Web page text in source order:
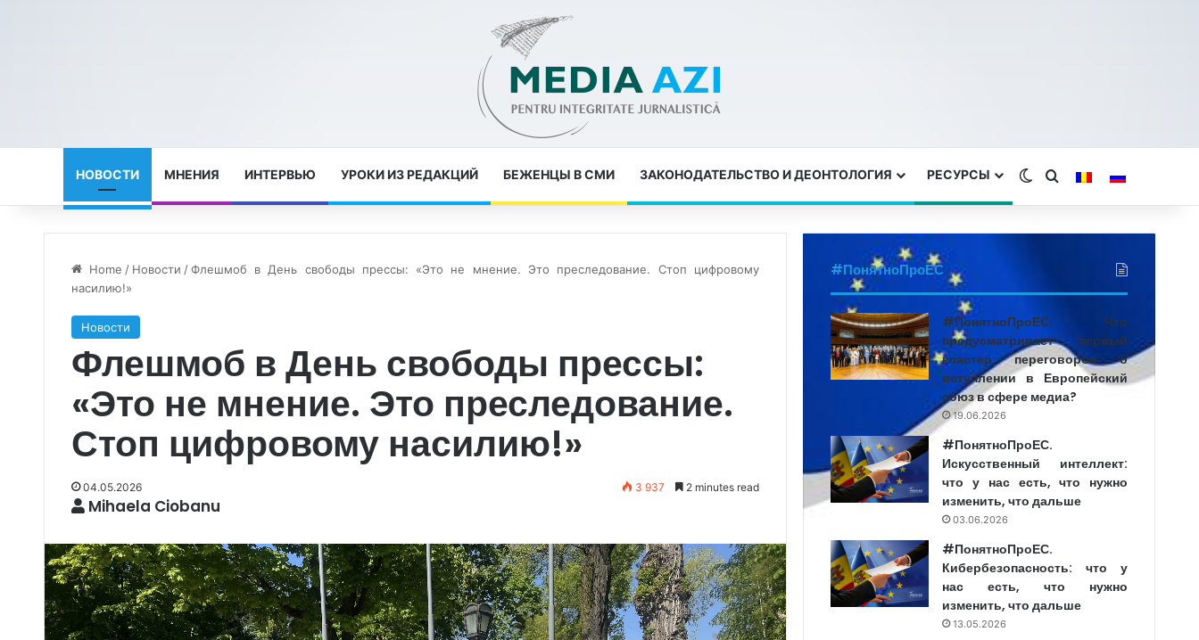
НОВОСТИ МНЕНИЯ ИНТЕРВЬЮ УРОКИ ИЗ РЕДАКЦИЙ БЕЖЕНЦЫ В СМИ ЗАКОНОДАТЕЛЬСТВО И ДЕОНТОЛОГИЯ РЕСУРСЫ Switch skin
Search for
Home / Новости /Флешмоб в День свободы прессы: «Это не мнение. Это преследование. Стоп цифровому
насилию!»
Новости
Флешмоб в День свободы прессы:
«Это не мнение. Это преследование.
Стоп цифровому насилию!»
04.05.2026 3 937 2 minutes read
Mihaela Ciobanu
#ПонятноПроЕС
#ПонятноПроЕС. Что
предусматривает первый
кластер переговоров о
вступлении в Европейский
союз в сфере медиа?
19.06.2026
#ПонятноПроЕС.
Искусственный интеллект:
что у нас есть, что нужно
изменить, что дальше
03.06.2026
#ПонятноПроЕС.
Кибербезопасность: что у
нас есть, что нужно
изменить, что дальше
13.05.2026